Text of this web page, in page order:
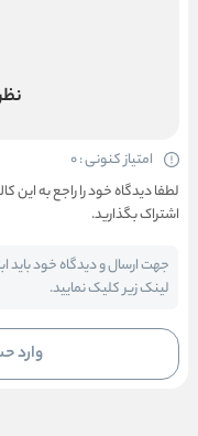
امتیاز کنونی : 0
لطفا دیدگاه خود را راجع به این
اشتراک بگذارید.
جهت ارسال و دیدگاه خود باید
لینک زیر کلیک نمایید.
وارد